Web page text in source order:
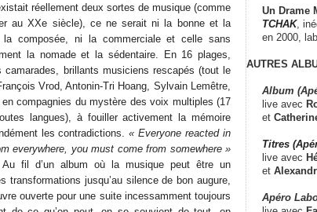
réellement deux sortes de musique (comme
au XXe siècle), ce ne serait ni la bonne et la
la composée, ni la commerciale et celle sans
la nomade et la sédentaire. En 16 plages,
camarades, brillants musiciens rescapés (tout le
Vrod, Antonin-Tri Hoang, Sylvain Lemêtre,
compagnies du mystère des voix multiples (17
langues), à fouiller activement la mémoire
les contradictions.« Everyone reacted in
everywhere, you must come from somewhere »
Au fil d’un album où la musique peut être un
transformations jusqu’au silence de bon augure,
ouverte pour une suite incessamment toujours
Un Drame
TCHAK,
en 2000,
AUTRES
Album
live avec
et
Titres
live avec
et
Apéro